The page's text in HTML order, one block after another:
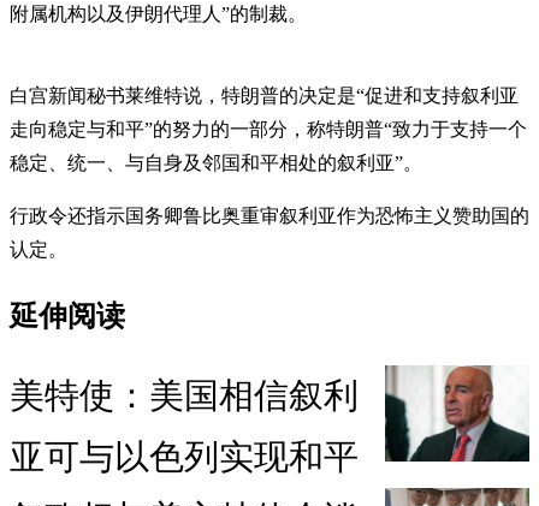
附属机构以及伊朗代理人”的制裁。
白宫新闻秘书莱维特说，特朗普的决定是“促进和支持叙利亚
走向稳定与和平”的努力的一部分，称特朗普“致力于支持一个
稳定、统一、与自身及邻国和平相处的叙利亚”。
行政令还指示国务卿鲁比奥重审叙利亚作为恐怖主义赞助国的
认定。
延伸阅读
美特使：美国相信叙利
亚可与以色列实现和平